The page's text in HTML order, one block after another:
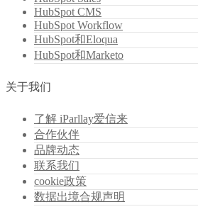
HubSpot CMS
HubSpot Workflow
HubSpot和Eloqua
HubSpot和Marketo
关于我们
了解 iParllay爱信来
合作伙伴
品牌动态
联系我们
cookie政策
数据出境合规声明